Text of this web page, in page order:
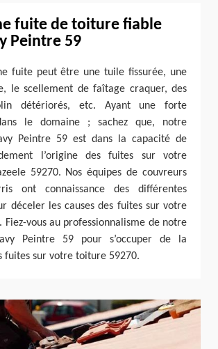
fuite de toiture fiable
Peintre 59
fuite peut être une tuile fissurée, une
le scellement de faîtage craquer, des
détériorés, etc. Ayant une forte
le domaine ; sachez que, notre
Peintre 59 est dans la capacité de
l’origine des fuites sur votre
59270. Nos équipes de couvreurs
ont connaissance des différentes
déceler les causes des fuites sur votre
Fiez-vous au professionnalisme de notre
Peintre 59 pour s’occuper de la
fuites sur votre toiture 59270.